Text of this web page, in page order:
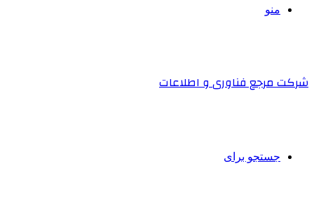
منو
شرکت مرجع فناوری و اطلاعات
جستجو برای